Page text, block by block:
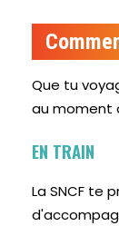
Que tu
au moment
EN TRAIN
La SNCF te